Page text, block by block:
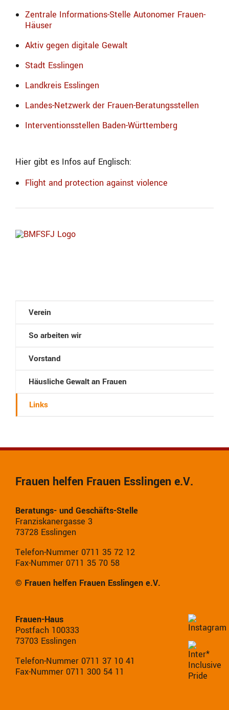
Zentrale Informations-Stelle Autonomer Frauen-
Häuser
Aktiv gegen digitale Gewalt
Stadt Esslingen
Landkreis Esslingen
Landes-Netzwerk der Frauen-Beratungsstellen
Interventionsstellen Baden-Württemberg
Hier gibt es Infos auf Englisch:
Flight and protection against violence
Verein
So arbeiten wir
Vorstand
Häusliche Gewalt an Frauen
Links
Frauen helfen Frauen Esslingen e.V.
Beratungs- und Geschäfts-Stelle
Franziskanergasse 3
73728 Esslingen
Telefon-Nummer 0711 35 72 12
Fax-Nummer 0711 35 70 58
© Frauen helfen Frauen Esslingen e.V.
Frauen-Haus
Postfach 100333
73703 Esslingen
Telefon-Nummer 0711 37 10 41
Fax-Nummer 0711 300 54 11